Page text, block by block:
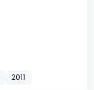
2011